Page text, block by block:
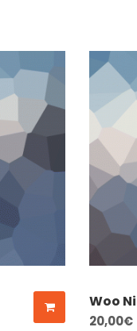
Woo
20,00€